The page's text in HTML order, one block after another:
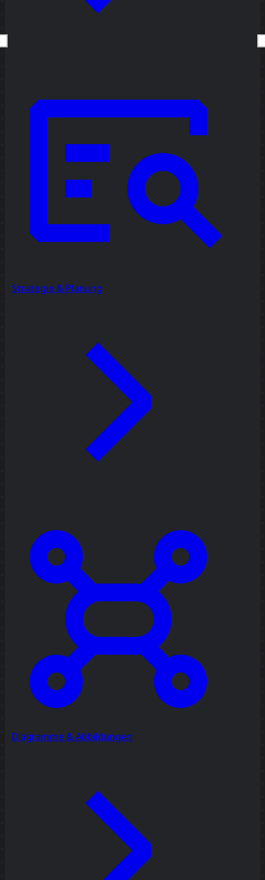
Strategie & Planung
Diagramme & Abbildungen